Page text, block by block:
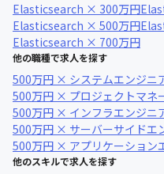
Elasticsearch × 300万円
Elasticsearch × 500万円
Elasticsearch × 700万円
他の職種で求人を探す
500万円 × システムエンジニ
500万円 × プロジェクトマネ
500万円 × インフラエンジニ
500万円 × サーバーサイドエ
500万円 × アプリケーション
他のスキルで求人を探す